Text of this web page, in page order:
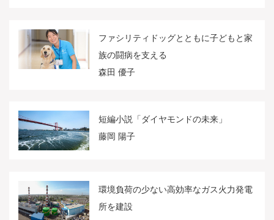
ファシリティドッグとともに子どもと家
族の闘病を支える
森田 優子
短編小説「ダイヤモンドの未来」
藤岡 陽子
環境負荷の少ない高効率なガス火力発電
所を建設